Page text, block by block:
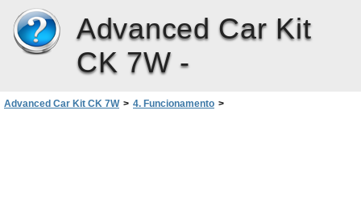
Advanced Car Kit
CK 7W -
Advanced Car Kit CK 7W > 4. Funcionamento >